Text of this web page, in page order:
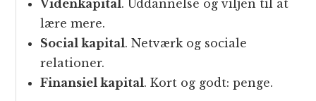
Videnkapital. Uddannelse og viljen til at
lære mere.
Social kapital. Netværk og sociale
relationer.
Finansiel kapital. Kort og godt: penge.